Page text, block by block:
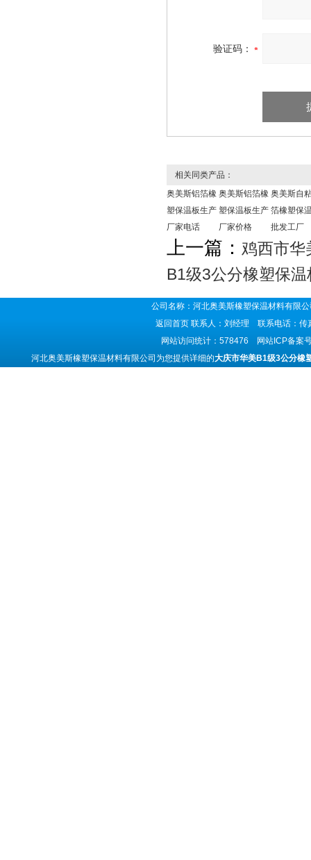
验证码：
相关同类产品：
奥美斯铝箔橡
塑保温板生产
厂家电话
奥美斯铝箔橡
塑保温板生产
厂家价格
奥美斯自
箔橡塑保
批发工厂
上一篇： 鸡西市华
B1级3公分橡塑保
公司名称：河北奥美斯橡塑保温材料有
返回首页 联系人：刘经理 联系电话：
网站访问统计：578476 网站ICP备案
河北奥美斯橡塑保温材料有限公司为您提供详细的大庆市华美B1级3公分橡